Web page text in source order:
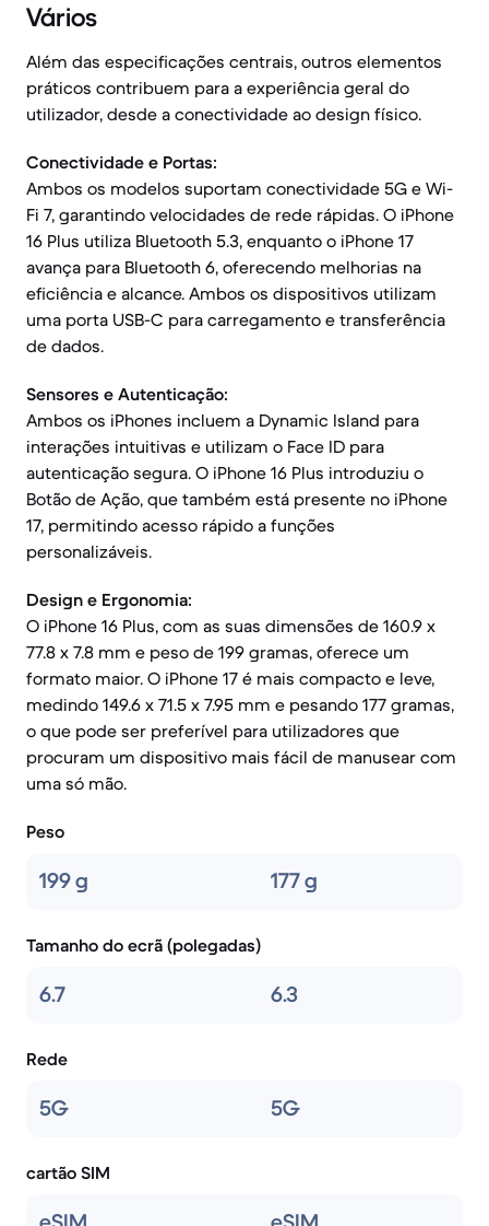
Vários
Além das especificações centrais, outros elementos
práticos contribuem para a experiência geral do
utilizador, desde a conectividade ao design físico.
Conectividade e Portas:
Ambos os modelos suportam conectividade 5G e Wi-
Fi 7, garantindo velocidades de rede rápidas. O iPhone
16 Plus utiliza Bluetooth 5.3, enquanto o iPhone 17
avança para Bluetooth 6, oferecendo melhorias na
eficiência e alcance. Ambos os dispositivos utilizam
uma porta USB-C para carregamento e transferência
de dados.
Sensores e Autenticação:
Ambos os iPhones incluem a Dynamic Island para
interações intuitivas e utilizam o Face ID para
autenticação segura. O iPhone 16 Plus introduziu o
Botão de Ação, que também está presente no iPhone
17, permitindo acesso rápido a funções
personalizáveis.
Design e Ergonomia:
O iPhone 16 Plus, com as suas dimensões de 160.9 x
77.8 x 7.8 mm e peso de 199 gramas, oferece um
formato maior. O iPhone 17 é mais compacto e leve,
medindo 149.6 x 71.5 x 7.95 mm e pesando 177 gramas,
o que pode ser preferível para utilizadores que
procuram um dispositivo mais fácil de manusear com
uma só mão.
Peso
199 g 177 g
Tamanho do ecrã (polegadas)
6.7 6.3
Rede
5G 5G
cartão SIM